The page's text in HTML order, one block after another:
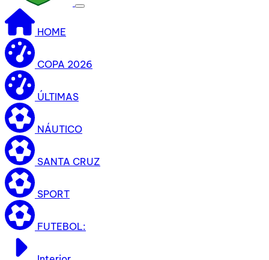
HOME
COPA 2026
ÚLTIMAS
NÁUTICO
SANTA CRUZ
SPORT
FUTEBOL: